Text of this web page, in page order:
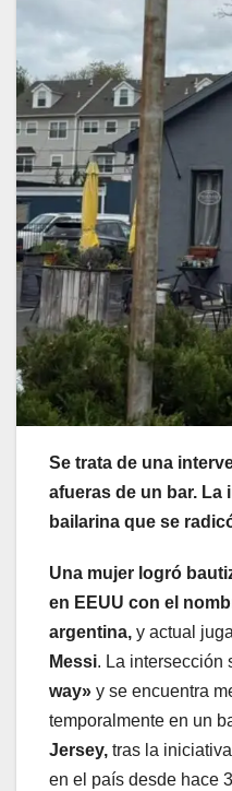
Se trata de una
afueras de un bar. La
bailarina que se
Una mujer logró
en EEUU con el
argentina, y actual
Messi. La intersección
way» y se encuentra
temporalmente en un
Jersey, tras la
en el país desde hace